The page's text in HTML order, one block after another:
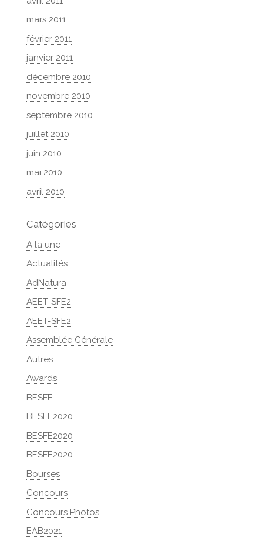
mars 2011
février 2011
janvier 2011
décembre 2010
novembre 2010
septembre 2010
juillet 2010
juin 2010
mai 2010
avril 2010
Catégories
A la une
Actualités
AdNatura
AEET-SFE2
AEET-SFE2
Assemblée Générale
Autres
Awards
BESFE
BESFE2020
BESFE2020
BESFE2020
Bourses
Concours
Concours Photos
EAB2021